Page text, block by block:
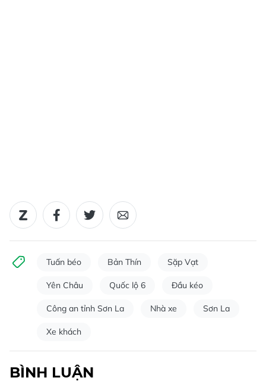
Tuấn béo Bản Thín Sặp Vạt
Yên Châu Quốc lộ 6 Đầu kéo
Công an tỉnh Sơn La Nhà xe Sơn La
Xe khách
BÌNH LUẬN